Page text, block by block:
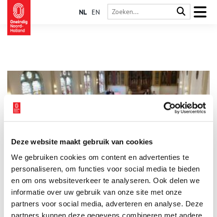
Deze website maakt gebruik van cookies
We gebruiken cookies om content en advertenties te
personaliseren, om functies voor social media te bieden
en om ons websiteverkeer te analyseren. Ook delen we
informatie over uw gebruik van onze site met onze
partners voor social media, adverteren en analyse. Deze
partners kunnen deze gegevens combineren met andere
NL EN
Ook dit jaar wordt op 4 mei in Haarlem Open Joodse Huizen |
Huizen van Verzet georganiseerd. Stadsherstel Amsterdam stelt
het Joodse Gemeentegebouw open ter bezichtiging voor
aanvang van de restauratie. Stichting Joods Gemeentegebouw
Haarlem verzorgt die dag tweemaal een
herdenkingsprogramma rond het gezin Zilversmit. In de kapel
van het Rosenstock-Huessy Huis, waarvan Stadsherstel
3 min